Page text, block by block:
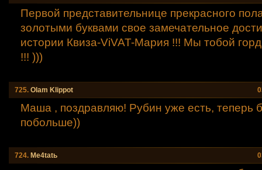
Первой представительнице прекрасного
золотыми буквами свое замечательное
истории Квиза-ViVAT-Мария !!! Мы тобой
!!! )))
725. Olam Klippot
Маша , поздравляю! Рубин уже есть, теперь
побольше))
724. Me4tatь